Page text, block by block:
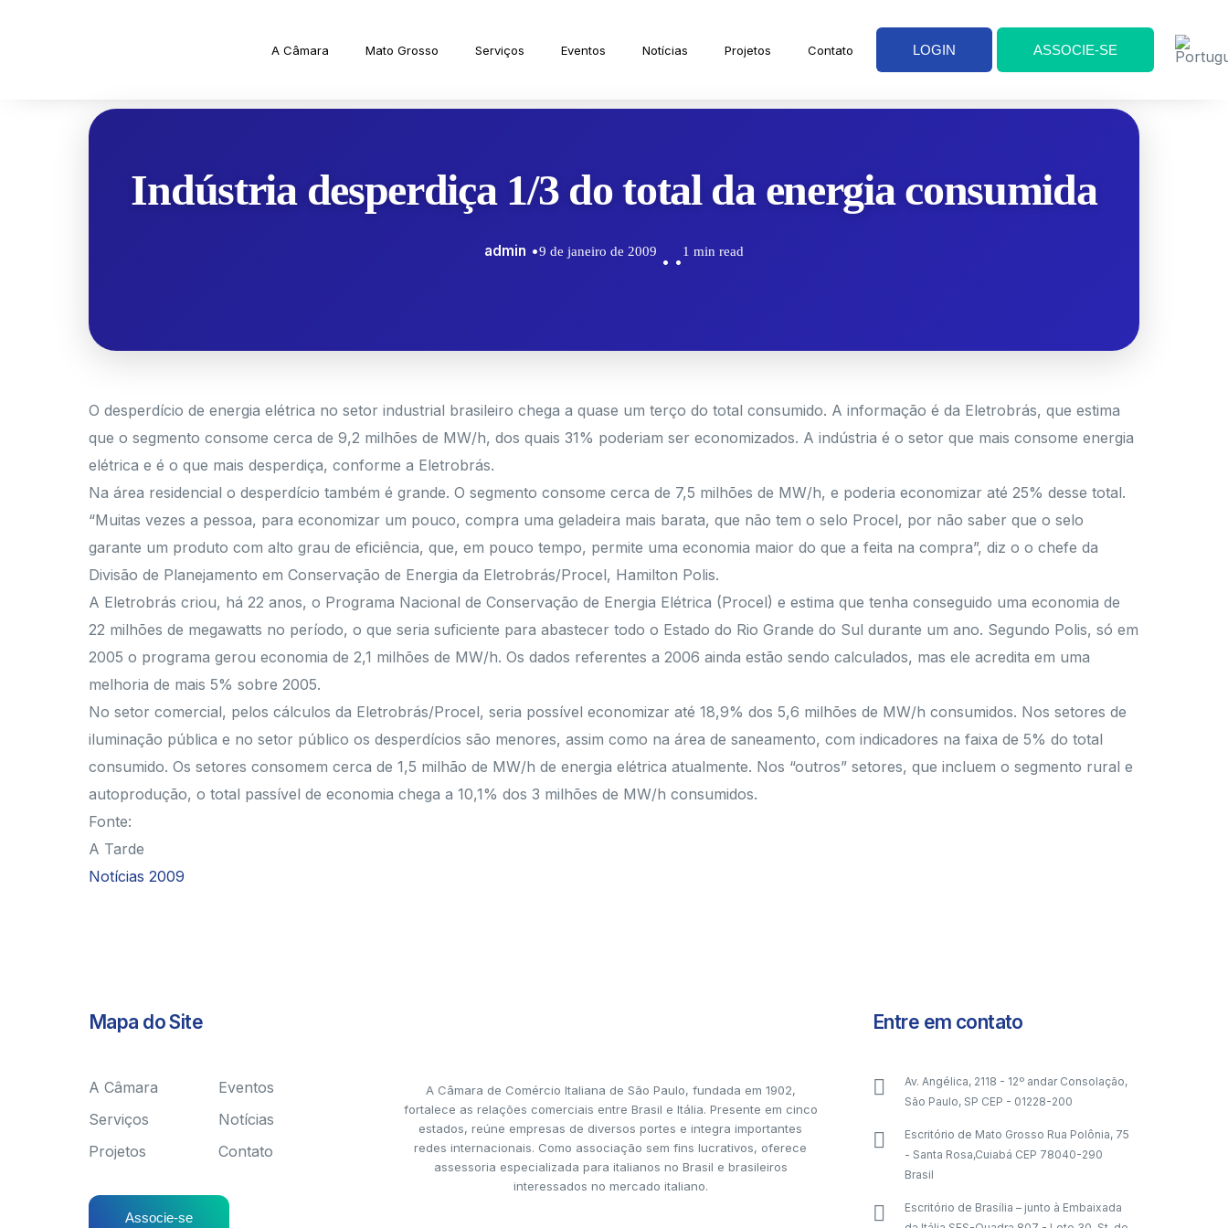
A Câmara Mato Grosso Serviços Eventos Notícias Projetos Contato LOGIN ASSOCIE-SE
Indústria desperdiça 1/3 do total da energia consumida
admin 9 de janeiro de 2009 1 min read
O desperdício de energia elétrica no setor industrial brasileiro chega a quase um terço do total consumido. A informação é da Eletrobrás, que estima
que o segmento consome cerca de 9,2 milhões de MW/h, dos quais 31% poderiam ser economizados. A indústria é o setor que mais consome energia
elétrica e é o que mais desperdiça, conforme a Eletrobrás.
Na área residencial o desperdício também é grande. O segmento consome cerca de 7,5 milhões de MW/h, e poderia economizar até 25% desse total.
“Muitas vezes a pessoa, para economizar um pouco, compra uma geladeira mais barata, que não tem o selo Procel, por não saber que o selo
garante um produto com alto grau de eficiência, que, em pouco tempo, permite uma economia maior do que a feita na compra”, diz o o chefe da
Divisão de Planejamento em Conservação de Energia da Eletrobrás/Procel, Hamilton Polis.
A Eletrobrás criou, há 22 anos, o Programa Nacional de Conservação de Energia Elétrica (Procel) e estima que tenha conseguido uma economia de
22 milhões de megawatts no período, o que seria suficiente para abastecer todo o Estado do Rio Grande do Sul durante um ano. Segundo Polis, só em
2005 o programa gerou economia de 2,1 milhões de MW/h. Os dados referentes a 2006 ainda estão sendo calculados, mas ele acredita em uma
melhoria de mais 5% sobre 2005.
No setor comercial, pelos cálculos da Eletrobrás/Procel, seria possível economizar até 18,9% dos 5,6 milhões de MW/h consumidos. Nos setores de
iluminação pública e no setor público os desperdícios são menores, assim como na área de saneamento, com indicadores na faixa de 5% do total
consumido. Os setores consomem cerca de 1,5 milhão de MW/h de energia elétrica atualmente. Nos “outros” setores, que incluem o segmento rural e
autoprodução, o total passível de economia chega a 10,1% dos 3 milhões de MW/h consumidos.
Fonte:
A Tarde
Notícias 2009
Mapa do Site
A Câmara
Serviços
Projetos
Eventos
Notícias
Contato
Associe-se
A Câmara de Comércio Italiana de São Paulo, fundada em 1902,
fortalece as relações comerciais entre Brasil e Itália. Presente em cinco
estados, reúne empresas de diversos portes e integra importantes
redes internacionais. Como associação sem fins lucrativos, oferece
assessoria especializada para italianos no Brasil e brasileiros
interessados no mercado italiano.
Entre em contato
Av. Angélica, 2118 - 12º andar Consolação,
São Paulo, SP CEP - 01228-200
Escritório de Mato Grosso Rua Polônia, 75
- Santa Rosa,Cuiabá CEP 78040-290
Brasil
Escritório de Brasília – junto à Embaixada